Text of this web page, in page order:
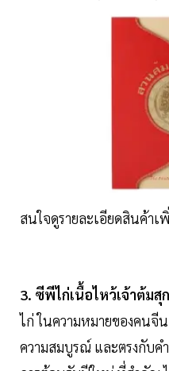
สนใจดูรายละเอียดสินค้าเ
3. ซีพีไก่เนื้อไหว้เจ้าต้มสุก
ไก่ ในความหมายของคนจี
ความสมบูรณ์ และตรงกับค